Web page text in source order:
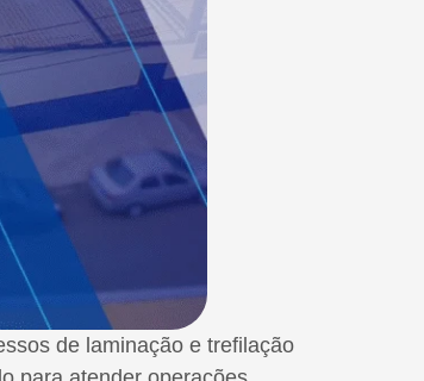
de laminação e trefilação